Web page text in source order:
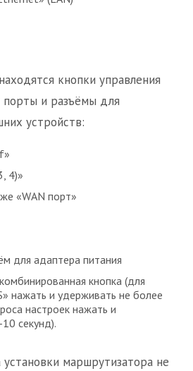
кнопки управления
и разъёмы для
устройств:
4)»
«WAN порт»
для адаптера питания
кнопка (для
нажать и удерживать не более
настроек нажать и
секунд).
маршрутизатора не